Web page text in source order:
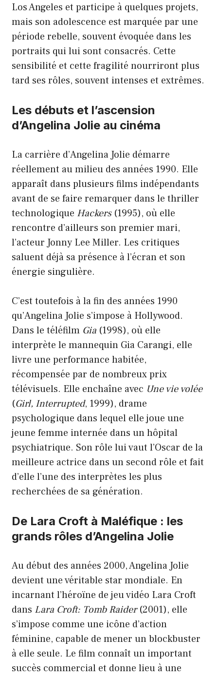
Los Angeles et participe à quelques projets,
mais son adolescence est marquée par une
période rebelle, souvent évoquée dans les
portraits qui lui sont consacrés. Cette
sensibilité et cette fragilité nourriront plus
tard ses rôles, souvent intenses et extrêmes.
Les débuts et l’ascension
d’Angelina Jolie au cinéma
La carrière d’Angelina Jolie démarre
réellement au milieu des années 1990. Elle
apparaît dans plusieurs films indépendants
avant de se faire remarquer dans le thriller
technologique Hackers(1995), où elle
rencontre d’ailleurs son premier mari,
l’acteur Jonny Lee Miller. Les critiques
saluent déjà sa présence à l’écran et son
énergie singulière.
C’est toutefois à la fin des années 1990
qu’Angelina Jolie s’impose à Hollywood.
Dans le téléfilm Gia (1998), où elle
interprète le mannequin Gia Carangi, elle
livre une performance habitée,
récompensée par de nombreux prix
télévisuels. Elle enchaîne avec Une vie volée
(Girl, Interrupted, 1999), drame
psychologique dans lequel elle joue une
jeune femme internée dans un hôpital
psychiatrique. Son rôle lui vaut l’Oscar de la
meilleure actrice dans un second rôle et fait
d’elle l’une des interprètes les plus
recherchées de sa génération.
De Lara Croft à Maléfique : les
grands rôles d’Angelina Jolie
Au début des années 2000, Angelina Jolie
devient une véritable star mondiale. En
incarnant l’héroïne de jeu vidéo Lara Croft
dans Lara Croft: Tomb Raider(2001), elle
s’impose comme une icône d’action
féminine, capable de mener un blockbuster
à elle seule. Le film connaît un important
succès commercial et donne lieu à une